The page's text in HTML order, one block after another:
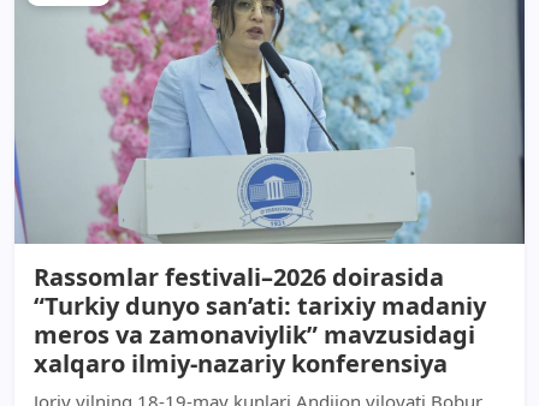
Rassomlar festivali–2026 doirasida
“Turkiy dunyo san’ati: tarixiy madaniy
meros va zamonaviylik” mavzusidagi
xalqaro ilmiy-nazariy konferensiya
Joriy yilning 18-19-may kunlari Andijon viloyati Bobur